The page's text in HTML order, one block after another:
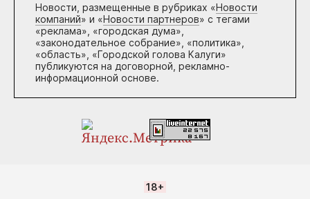
Новости, размещенные в рубриках «Новости
компаний» и «Новости партнеров» с тегами
«реклама», «городская дума»,
«законодательное собрание», «политика»,
«область», «Городской голова Калуги»
публикуются на договорной, рекламно-
информационной основе.
18+